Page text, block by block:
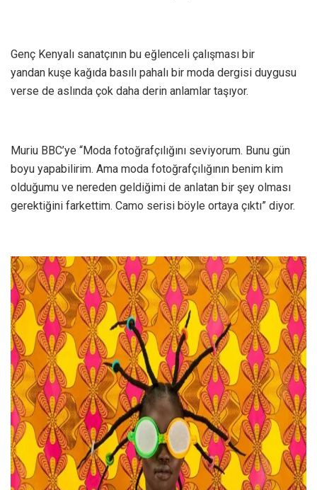
Genç Kenyalı sanatçının bu eğlenceli çalışması bir
yandan kuşe kağıda basılı pahalı bir moda dergisi duygusu
verse de aslında çok daha derin anlamlar taşıyor.
Muriu BBC’ye “Moda fotoğrafçılığını seviyorum. Bunu gün
boyu yapabilirim. Ama moda fotoğrafçılığının benim kim
olduğumu ve nereden geldiğimi de anlatan bir şey olması
gerektiğini farkettim. Camo serisi böyle ortaya çıktı” diyor.